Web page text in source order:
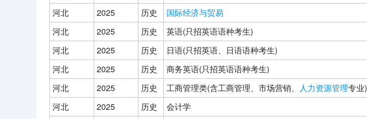
河北
2025 历史 国际经济与贸易
河北
2025 历史 英语(只招英语语种考生)
河北
2025 历史 日语(只招英语、日语语种考生)
河北
2025 历史 商务英语(只招英语语种考生)
河北
2025 历史 工商管理类(含工商管理、市场营销、 人力资源管理专业)
河北
2025 历史 会计学